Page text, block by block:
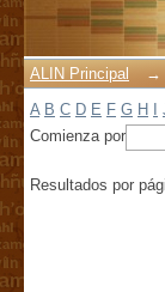
ALIN Principal →
A B C D E F G H
Comienza por
Resultados por